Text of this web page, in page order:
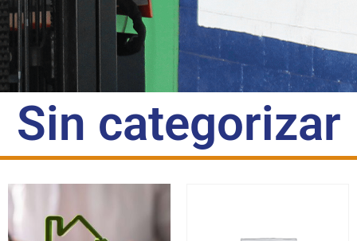
Sin categorizar